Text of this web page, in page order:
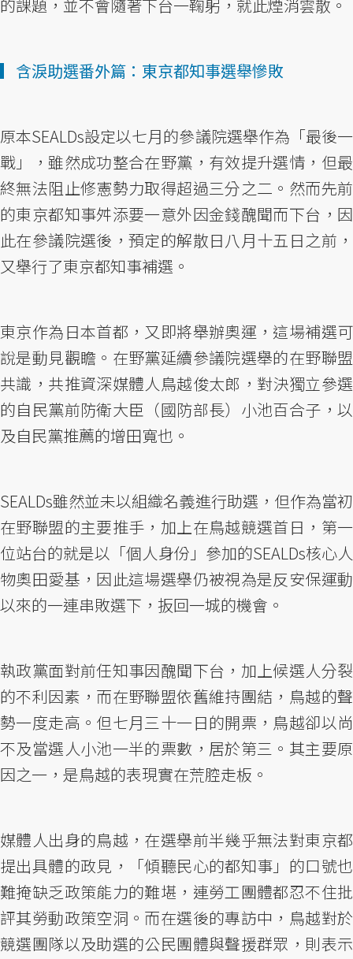
的課題，並不會隨著下台一鞠躬，就此煙消雲散。
▎含淚助選番外篇：東京都知事選舉慘敗
原本SEALDs設定以七月的參議院選舉作為「最後一
戰」，雖然成功整合在野黨，有效提升選情，但最
終無法阻止修憲勢力取得超過三分之二。然而先前
的東京都知事舛添要一意外因金錢醜聞而下台，因
此在參議院選後，預定的解散日八月十五日之前，
又舉行了東京都知事補選。
東京作為日本首都，又即將舉辦奧運，這場補選可
說是動見觀瞻。在野黨延續參議院選舉的在野聯盟
共識，共推資深媒體人鳥越俊太郎，對決獨立參選
的自民黨前防衛大臣（國防部長）小池百合子，以
及自民黨推薦的增田寬也。
SEALDs雖然並未以組織名義進行助選，但作為當初
在野聯盟的主要推手，加上在鳥越競選首日，第一
位站台的就是以「個人身份」參加的SEALDs核心人
物奧田愛基，因此這場選舉仍被視為是反安保運動
以來的一連串敗選下，扳回一城的機會。
執政黨面對前任知事因醜聞下台，加上候選人分裂
的不利因素，而在野聯盟依舊維持團結，鳥越的聲
勢一度走高。但七月三十一日的開票，鳥越卻以尚
不及當選人小池一半的票數，居於第三。其主要原
因之一，是鳥越的表現實在荒腔走板。
媒體人出身的鳥越，在選舉前半幾乎無法對東京都
提出具體的政見，「傾聽民心的都知事」的口號也
難掩缺乏政策能力的難堪，連勞工團體都忍不住批
評其勞動政策空洞。而在選後的專訪中，鳥越對於
競選團隊以及助選的公民團體與聲援群眾，則表示